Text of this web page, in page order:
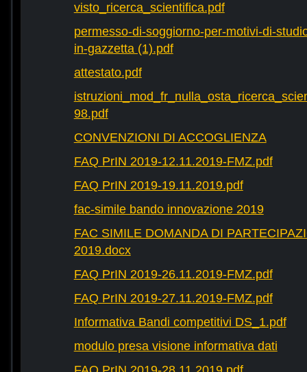
visto_ricerca_scientifica.pdf
permesso-di-soggiorno-per-motivi-di-
in-gazzetta (1).pdf
attestato.pdf
98.pdf
CONVENZIONI DI ACCOGLIENZA
FAQ PrIN 2019-12.11.2019-FMZ.pdf
FAQ PrIN 2019-19.11.2019.pdf
fac-simile bando innovazione 2019
FAC SIMILE DOMANDA DI
2019.docx
FAQ PrIN 2019-26.11.2019-FMZ.pdf
FAQ PrIN 2019-27.11.2019-FMZ.pdf
Informativa Bandi competitivi DS_1.pdf
modulo presa visione informativa dati